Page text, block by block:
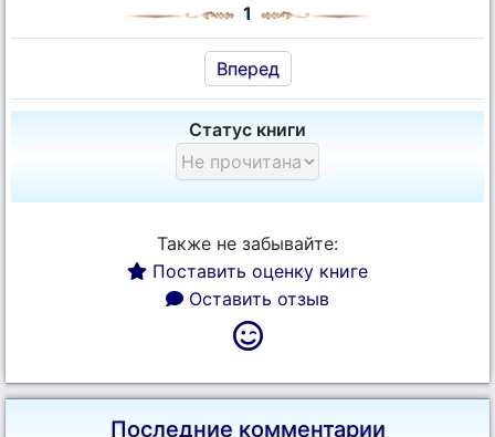
1
Вперед
Статус книги
Также не забывайте:
Поставить оценку книге
Оставить отзыв
Последние комментарии